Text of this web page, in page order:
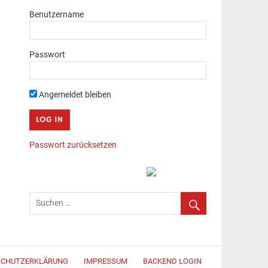
Benutzername
Passwort
Angemeldet bleiben
Passwort zurücksetzen
IMPRESSUM BACKEND LOGIN